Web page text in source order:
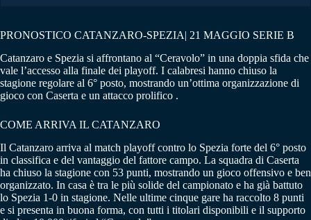
PRONOSTICO CATANZARO-SPEZIA| 21 MAGGIO SERIE B
Catanzaro e Spezia si affrontano al “Ceravolo” in una doppia sfida che
vale l’accesso alla finale dei playoff. I calabresi hanno chiuso la
stagione regolare al 6° posto, mostrando un’ottima organizzazione di
gioco con Caserta e un attacco prolifico .
COME ARRIVA IL CATANZARO
Il Catanzaro arriva al match playoff contro lo Spezia forte del 6° posto
in classifica e del vantaggio del fattore campo. La squadra di Caserta
ha chiuso la stagione con 53 punti, mostrando un gioco offensivo e ben
organizzato. In casa è tra le più solide del campionato e ha già battuto
lo Spezia 1-0 in stagione. Nelle ultime cinque gare ha raccolto 8 punti
e si presenta in buona forma, con tutti i titolari disponibili e il supporto